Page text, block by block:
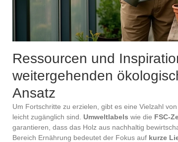
Ressourcen und
weitergehenden
Ansatz
Um Fortschritte zu erzielen, gibt es eine Vielzahl
leicht zugänglich sind. Umweltlabels wie die FSC-
garantieren, dass das Holz aus nachhaltig
Bereich Ernährung bedeutet der Fokus auf kurze